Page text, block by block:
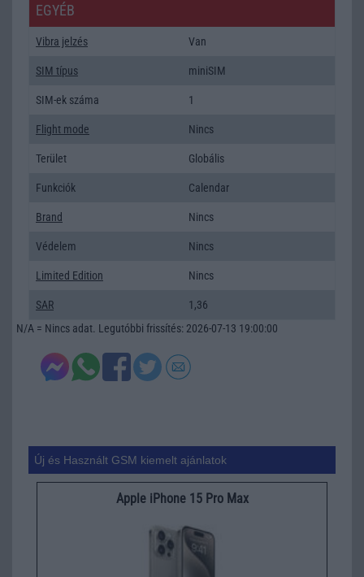
EGYÉB
Vibra jelzés Van
SIM típus miniSIM
SIM-ek száma 1
Flight mode Nincs
Terület Globális
Funkciók Calendar
Brand Nincs
Védelem Nincs
Limited Edition Nincs
SAR
1,36
N/A = Nincs adat. Legutóbbi frissítés: 2026-07-13 19:00:00
Új és Használt GSM kiemelt ajánlatok
Apple iPhone 15 Pro Max